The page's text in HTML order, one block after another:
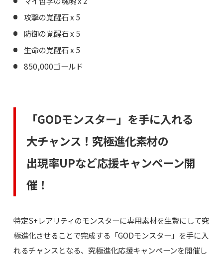
攻撃の覚醒石 x 5
防御の覚醒石 x 5
生命の覚醒石 x 5
850,000ゴールド
「GODモンスター」を手に入れる
大チャンス！究極進化素材の
出現率UPなど応援キャンペーン開
催！
特定S+レアリティのモンスターに専用素材を生贄にして究
極進化させることで完成する「GODモンスター」を手に入
れるチャンスとなる、究極進化応援キャンペーンを開催し